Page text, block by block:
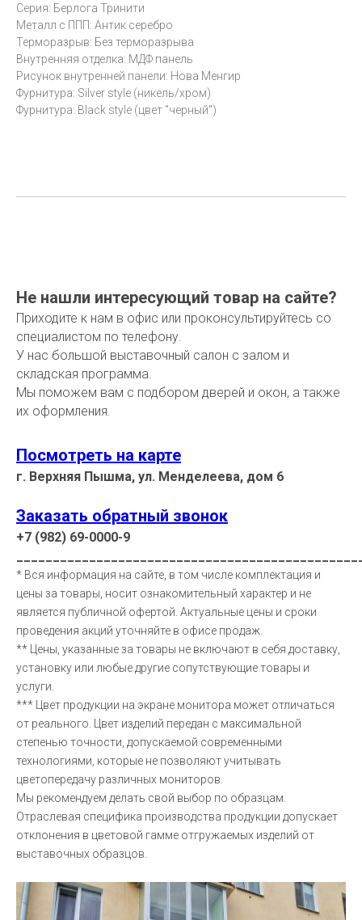
Серия: Берлога Тринити
Металл с ППП: Антик серебро
Терморазрыв: Без терморазрыва
Внутренняя отделка: МДФ панель
Рисунок внутренней панели: Нова Менгир
Фурнитура: Silver style (никель/хром)
Фурнитура: Black style (цвет "черный")
Не нашли интересующий товар на сайте?
Приходите к нам в офис или проконсультируйтесь со
специалистом по телефону.
У нас большой выставочный салон с залом и
складская программа.
Мы поможем вам с подбором дверей и окон, а также
их оформления.
Посмотреть на карте
г. Верхняя Пышма, ул. Менделеева, дом 6
Заказать обратный звонок
+7 (982) 69-0000-9
* Вся информация на сайте, в том числе комплектация и
цены за товары, носит ознакомительный характер и не
является публичной офертой. Актуальные цены и сроки
проведения акций уточняйте в офисе продаж.
** Цены, указанные за товары не включают в себя доставку,
установку или любые другие сопутствующие товары и
услуги.
*** Цвет продукции на экране монитора может отличаться
от реального. Цвет изделий передан с максимальной
степенью точности, допускаемой современными
технологиями, которые не позволяют учитывать
цветопередачу различных мониторов.
Мы рекомендуем делать свой выбор по образцам.
Отраслевая специфика производства продукции допускает
отклонения в цветовой гамме отгружаемых изделий от
выставочных образцов.